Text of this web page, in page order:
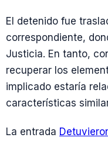
El detenido fue
correspondiente,
Justicia. En tanto,
recuperar los
implicado estaría
características
La entrada